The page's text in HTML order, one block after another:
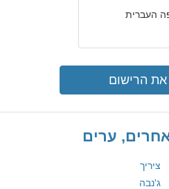
העברית
הרישום
ערים
ציריך
ג'נבה